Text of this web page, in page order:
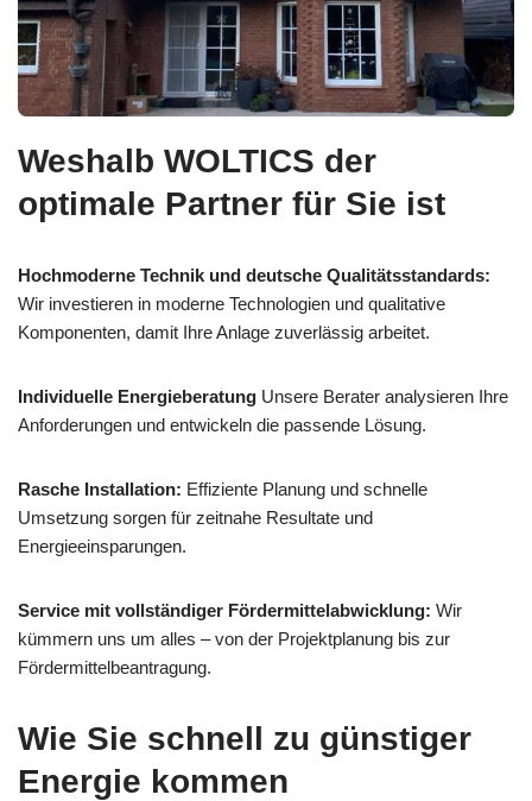
Weshalb WOLTICS der
optimale Partner für Sie ist
Hochmoderne Technik und deutsche Qualitätsstandards:
Wir investieren in moderne Technologien und qualitative
Komponenten, damit Ihre Anlage zuverlässig arbeitet.
Individuelle Energieberatung Unsere Berater analysieren Ihre
Anforderungen und entwickeln die passende Lösung.
Rasche Installation: Effiziente Planung und schnelle
Umsetzung sorgen für zeitnahe Resultate und
Energieeinsparungen.
Service mit vollständiger Fördermittelabwicklung: Wir
kümmern uns um alles – von der Projektplanung bis zur
Fördermittelbeantragung.
Wie Sie schnell zu günstiger
Energie kommen